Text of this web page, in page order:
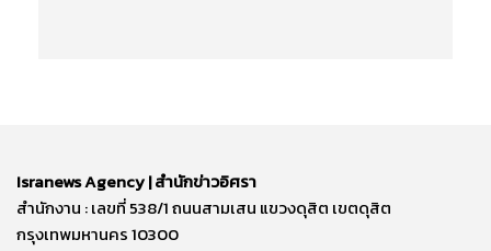
Isranews Agency | สำนักข่าวอิศรา
สำนักงาน : เลขที่ 538/1 ถนนสามเสน แขวงดุสิต เขตดุสิต
กรุงเทพมหานคร 10300